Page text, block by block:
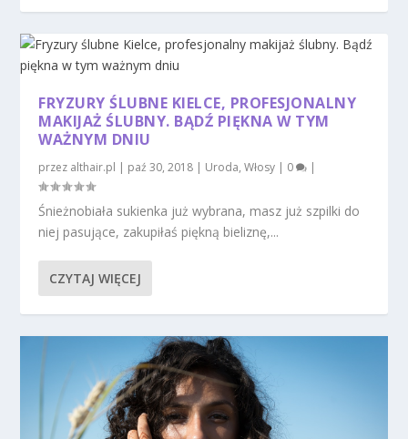
FRYZURY ŚLUBNE KIELCE, PROFESJONALNY
MAKIJAŻ ŚLUBNY. BĄDŹ PIĘKNA W TYM
WAŻNYM DNIU
przez althair.pl | paź 30, 2018 | Uroda,Włosy | 0 |
Śnieżnobiała sukienka już wybrana, masz już szpilki do
niej pasujące, zakupiłaś piękną bieliznę,...
CZYTAJ WIĘCEJ